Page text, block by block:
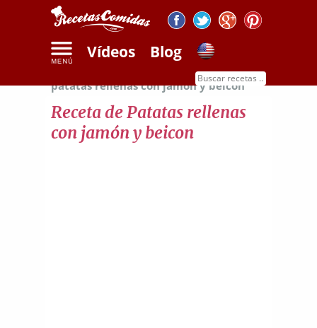
Vídeos Blog
Receta de
patatas rellenas con jamón y beicon
Receta de Patatas rellenas
con jamón y beicon